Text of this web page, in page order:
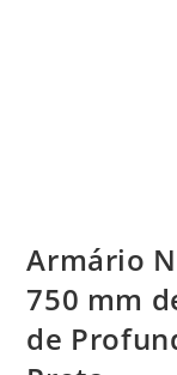
Armário
750 mm
de